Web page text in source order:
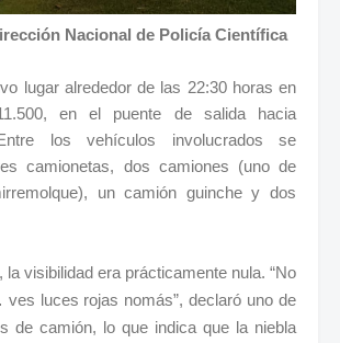
Nacional de Policía Científica
lugar alrededor de las 22:30 horas en
en el puente de salida hacia
los vehículos involucrados se
camionetas, dos camiones (uno de
un camión guinche y dos
la visibilidad era prácticamente nula. “No
luces rojas nomás”, declaró uno de
de camión, lo que indica que la niebla